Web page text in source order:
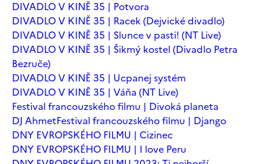
DIVADLO V KINĚ 35 | Potvora
DIVADLO V KINĚ 35 | Racek (Dejvické divadlo)
DIVADLO V KINĚ 35 | Slunce v pasti! (NT Live)
DIVADLO V KINĚ 35 | Šikmý kostel (Divadlo Petra
Bezruče)
DIVADLO V KINĚ 35 | Ucpanej systém
DIVADLO V KINĚ 35 | Váňa (NT Live)
Festival francouzského filmu | Divoká planeta
DJ AhmetFestival francouzského filmu | Django
DNY EVROPSKÉHO FILMU | Cizinec
DNY EVROPSKÉHO FILMU | I love Peru